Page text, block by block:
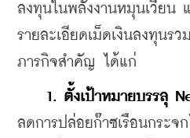
ลงทุนในพลังงานหมุนเวียน
รายละเอียดเม็ดเงินลงทุนร
ภารกิจสำคัญ ได้แก่
1. ตั้งเป้าหมายบรรลุ
ลดการปล่อยก๊าซเรือนกระจ